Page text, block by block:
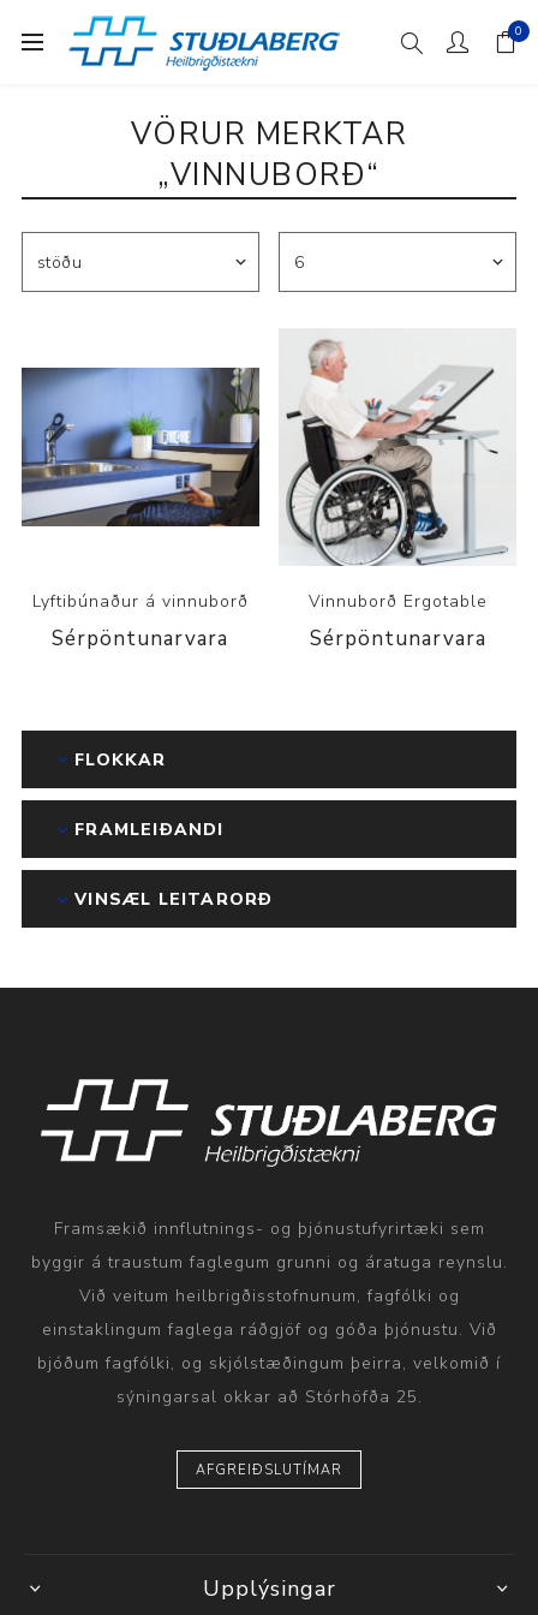
0
VÖRUR MERKTAR
„VINNUBORÐ“
Lyftibúnaður á vinnuborð
Sérpöntunarvara
Vinnuborð Ergotable
Sérpöntunarvara
FLOKKAR
FRAMLEIÐANDI
VINSÆL LEITARORÐ
Framsækið innflutnings- og þjónustufyrirtæki sem
byggir á traustum faglegum grunni og áratuga reynslu.
Við veitum heilbrigðisstofnunum, fagfólki og
einstaklingum faglega ráðgjöf og góða þjónustu. Við
bjóðum fagfólki, og skjólstæðingum þeirra, velkomið í
sýningarsal okkar að Stórhöfða 25.
AFGREIÐSLUTÍMAR
Upplýsingar